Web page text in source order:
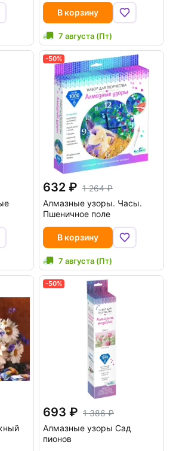
В корзину
7 августа (Пт)
-50%
632
1 264
Алмазные узоры. Часы.
Пшеничное поле
В корзину
7 августа (Пт)
-50%
693
1 386
Алмазные узоры Сад
пионов